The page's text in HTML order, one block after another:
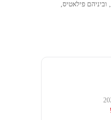
, וביניהם פילאטיס,